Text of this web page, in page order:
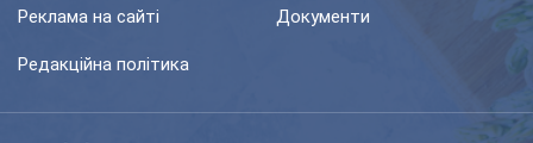
Реклама на сайті Документи
Редакційна політика